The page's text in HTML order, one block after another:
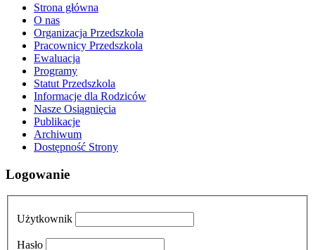
Strona główna
O nas
Organizacja Przedszkola
Pracownicy Przedszkola
Ewaluacja
Programy
Statut Przedszkola
Informacje dla Rodziców
Nasze Osiągnięcia
Publikacje
Archiwum
Dostępność Strony
Logowanie
Użytkownik
Hasło